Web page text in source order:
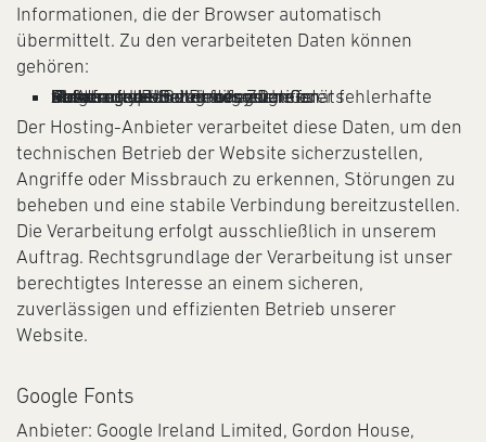
Informationen, die der Browser automatisch
übermittelt. Zu den verarbeiteten Daten können
gehören:
IP-Adresse
Datum und Uhrzeit des Zugriffs
aufgerufene Seiten oder Dateien
übertragene Datenmenge
Meldungen über erfolgreiche oder fehlerhafte Abrufe
Browsertyp und Browserversion
verwendetes Betriebssystem
Referrer-URL
Hostname des zugreifenden Geräts
Der Hosting-Anbieter verarbeitet diese Daten, um den
technischen Betrieb der Website sicherzustellen,
Angriffe oder Missbrauch zu erkennen, Störungen zu
beheben und eine stabile Verbindung bereitzustellen.
Die Verarbeitung erfolgt ausschließlich in unserem
Auftrag. Rechtsgrundlage der Verarbeitung ist unser
berechtigtes Interesse an einem sicheren,
zuverlässigen und effizienten Betrieb unserer
Website.
Google Fonts
Anbieter: Google Ireland Limited, Gordon House,